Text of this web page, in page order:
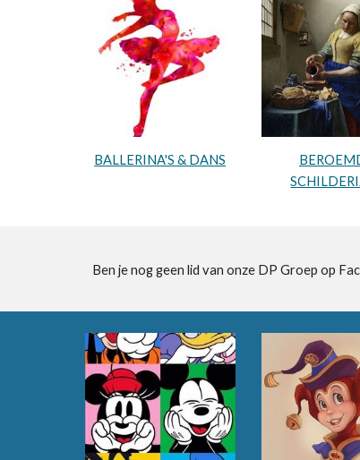
BALLERINA'S & DANS
Ben je nog geen lid van onze DP Groep op